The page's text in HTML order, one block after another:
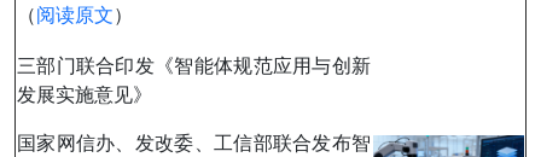
（阅读原文）
三部门联合印发《智能体规范应用与创新
发展实施意见》
国家网信办、发改委、工信部联合发布智